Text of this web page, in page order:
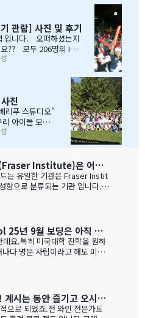
메일로 보내드리겠습니다. 감
중에서 선택한 IGE.....서비스
임질 줄 아는 회사였습니다.한
고 정 사장님이 추천해주신 caulf
들은 지난 주 부터 계속 farew
년 남자 애들 모두 모여서 이번
파티에 참석하였고 이번 주는 6
텍에서 번개 모임을 하고 놀다가
초대를 받아서 4명의 친구와 돌
어오질 않습니…
관람] 사진 및 후기
입니다. 오떠하셨는지
?? 모두 206명의 IGE
벤트 마무리되었습니
아침부터 준비하시고,
리셨고....오마이갓~!!!
수도 보고~~야구경기도
한 맥주도....ㅋㅋㅋ ^^
에 저 또한 신나드라고
수 선수가 뒷 돌아보지
를 돌아보고 손 한번 흔
…
진
리푸 스튜디오"
아이들 모
이 있더라도 용
캐나다 BC주 초등,고등 랭킹(Fraser Institute)은 어떻게 만들어 지나 ?
는 유일한 기관은 Fraser Instit
향으로 분류되는 기관 입니다.
교의 성적 그러니까 표준 시험결
험 점수 (Average exam mark)
생당 이수 과목 수 (Courses
advancement rate)
failed)학교 vs 시험 점수 차
7-9. 성별 격차 지표 3개
밴쿠버 St. Georges School 25년 9월 보딩은 아직 자리가 있다고 하네요.
요.특히 미국대학 진학을 원하
다 명문 사립이라고 해도 미국
요.이학교가 하여간 학비+보딩
/ Mexican / or
StudeBC와인을 무시 하면 안되요!! 계시는 동안 즐기고 오시기를 바랍니다. (밴쿠버에서 소주는 얼마?)
으로 되었죠.전 와인 전문가도